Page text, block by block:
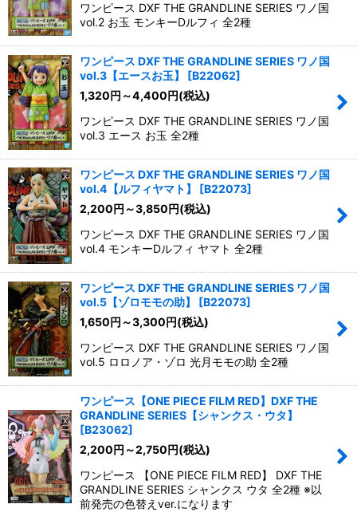
ワンピース DXF THE GRANDLINE SERIES ワノ国
vol.2 お玉 モンキーDルフィ 全2種
ワンピース DXF THE GRANDLINE SERIES ワノ国
vol.3【エースお玉】
[B22062]
1,320円 ～4,400円(税込)
ワンピース DXF THE GRANDLINE SERIES ワノ国
vol.3 エース お玉 全2種
ワンピース DXF THE GRANDLINE SERIES ワノ国
vol.4【ルフィヤマト】
[B22073]
2,200円 ～3,850円(税込)
ワンピース DXF THE GRANDLINE SERIES ワノ国
vol.4 モンキーDルフィ ヤマト 全2種
ワンピース DXF THE GRANDLINE SERIES ワノ国
vol.5【ゾロモモの助】
[B22073]
1,650円 ～3,300円(税込)
ワンピース DXF THE GRANDLINE SERIES ワノ国
vol.5 ロロノア・ゾロ 光月モモの助 全2種
ワンピース【ONE PIECE FILM RED】DXF THE
GRANDLINE SERIES【シャンクス・ウタ】
[B23062]
2,200円 ～2,750円(税込)
ワンピース 【ONE PIECE FILM RED】 DXF THE
GRANDLINE SERIES シャンクス ウタ 全2種 ※以
前発売の色替えver.になります